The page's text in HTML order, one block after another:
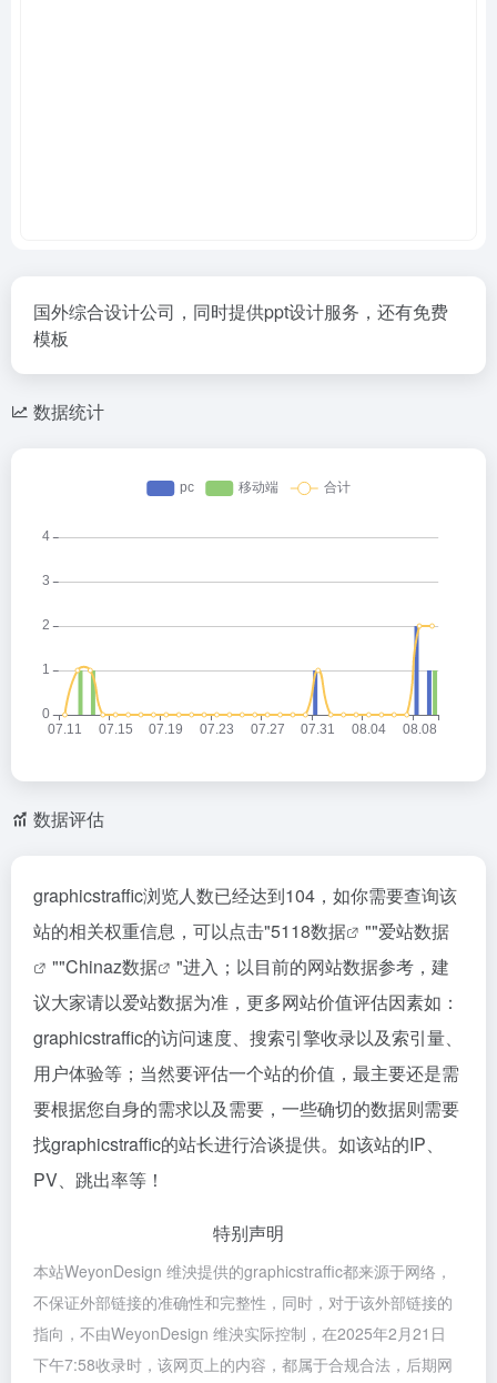
国外综合设计公司，同时提供ppt设计服务，还有免费
模板
数据统计
数据评估
graphicstraffic浏览人数已经达到104，如你需要查询该
站的相关权重信息，可以点击"5118数据 ""爱站数据
""Chinaz数据
"进入；以目前的网站数据参考，建
议大家请以爱站数据为准，更多网站价值评估因素如：
graphicstraffic的访问速度、搜索引擎收录以及索引量、
用户体验等；当然要评估一个站的价值，最主要还是需
要根据您自身的需求以及需要，一些确切的数据则需要
找graphicstraffic的站长进行洽谈提供。如该站的IP、
PV、跳出率等！
特别声明
本站WeyonDesign 维泱提供的graphicstraffic都来源于网络，
不保证外部链接的准确性和完整性，同时，对于该外部链接的
指向，不由WeyonDesign 维泱实际控制，在2025年2月21日
下午7:58收录时，该网页上的内容，都属于合规合法，后期网